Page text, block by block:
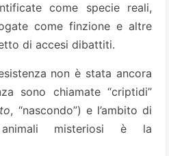
come specie reali,
come finzione e altre
di accesi dibattiti.
non è stata ancora
sono chiamate “criptidi”
, “nascondo”) e l’ambito di
misteriosi è la